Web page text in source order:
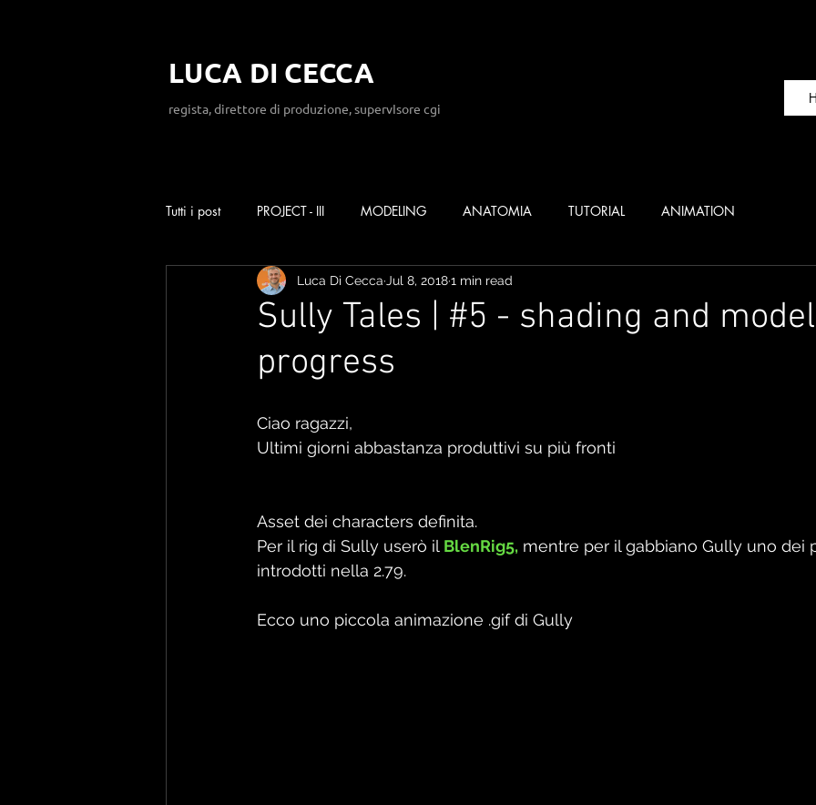
LUCA DI CECCA
regista, direttore di produzione, supervIsore cgi
Tutti i post PROJECT - III MODELING ANATOMIA TUTORIAL ANIMATION
Sully Tales | #5 - shading and
progress
Luca Di Cecca Jul 8, 20181 min read
Ciao ragazzi,
Ultimi giorni abbastanza produttivi su più fronti
Asset dei characters definita.
Per il rig di Sully userò il BlenRig5, mentre per il gabbiano Gully uno dei
introdotti nella 2.79.
Ecco uno piccola animazione .gif di Gully